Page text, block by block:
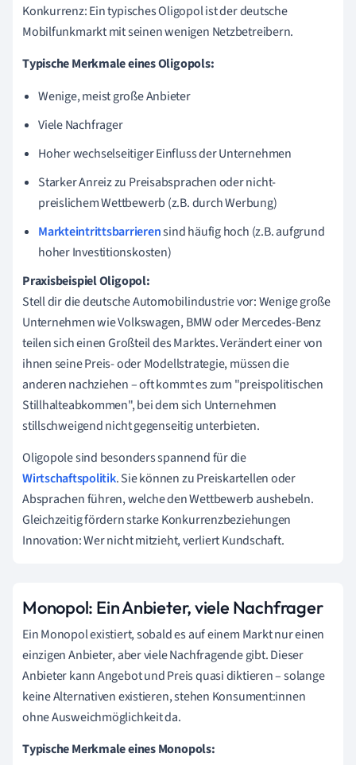
Konkurrenz: Ein typisches Oligopol ist der deutsche
Mobilfunkmarkt mit seinen wenigen Netzbetreibern.
Typische Merkmale eines Oligopols:
Wenige, meist große Anbieter
Viele Nachfrager
Hoher wechselseitiger Einfluss der Unternehmen
Starker Anreiz zu Preisabsprachen oder nicht-
preislichem Wettbewerb (z.B. durch Werbung)
Markteintrittsbarrierensind häufig hoch (z.B. aufgrund
hoher Investitionskosten)
Praxisbeispiel Oligopol:
Stell dir die deutsche Automobilindustrie vor: Wenige große
Unternehmen wie Volkswagen, BMW oder Mercedes-Benz
teilen sich einen Großteil des Marktes. Verändert einer von
ihnen seine Preis- oder Modellstrategie, müssen die
anderen nachziehen – oft kommt es zum "preispolitischen
Stillhalteabkommen", bei dem sich Unternehmen
stillschweigend nicht gegenseitig unterbieten.
Oligopole sind besonders spannend für die
Wirtschaftspolitik. Sie können zu Preiskartellen oder
Absprachen führen, welche den Wettbewerb aushebeln.
Gleichzeitig fördern starke Konkurrenzbeziehungen
Innovation: Wer nicht mitzieht, verliert Kundschaft.
Monopol: Ein Anbieter, viele Nachfrager
Ein Monopol existiert, sobald es auf einem Markt nur einen
einzigen Anbieter, aber viele Nachfragende gibt. Dieser
Anbieter kann Angebot und Preis quasi diktieren – solange
keine Alternativen existieren, stehen Konsument:innen
ohne Ausweichmöglichkeit da.
Typische Merkmale eines Monopols: